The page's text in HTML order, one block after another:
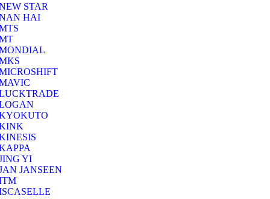
STAR
HAI
YI
JANSEEN